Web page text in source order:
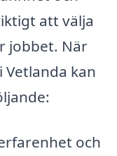
att välja
jobbet. När
kan
och